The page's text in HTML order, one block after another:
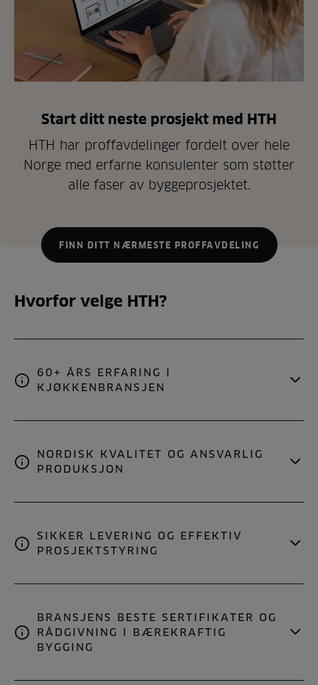
Start ditt neste prosjekt med HTH
HTH har proffavdelinger fordelt over hele
Norge med erfarne konsulenter som støtter
alle faser av byggeprosjektet.
FINN DITT NÆRMESTE PROFFAVDELING
Hvorfor velge HTH?
60+ ÅRS ERFARING I
KJØKKENBRANSJEN
NORDISK KVALITET OG ANSVARLIG
PRODUKSJON
SIKKER LEVERING OG EFFEKTIV
PROSJEKTSTYRING
BRANSJENS BESTE SERTIFIKATER OG
RÅDGIVNING I BÆREKRAFTIG
BYGGING